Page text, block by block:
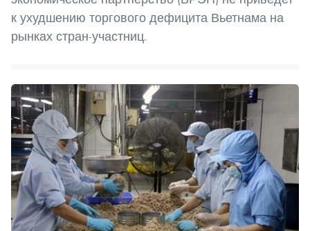
к ухудшению торгового дефицита Вьетнама на
рынках стран-участниц.